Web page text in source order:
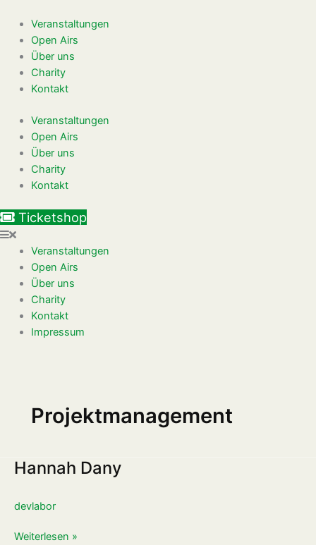
Inhalt
springen
Veranstaltungen
Open Airs
Über uns
Charity
Kontakt
Veranstaltungen
Open Airs
Über uns
Charity
Kontakt
Ticketshop
Veranstaltungen
Open Airs
Über uns
Charity
Kontakt
Impressum
Projektmanagement
Hannah Dany
devlabor
Hannah
Weiterlesen »